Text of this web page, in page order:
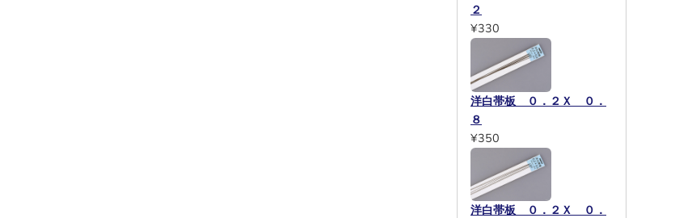
２
¥330
洋白帯板 ０．２Ｘ ０．
８
¥350
洋白帯板 ０．２Ｘ ０．